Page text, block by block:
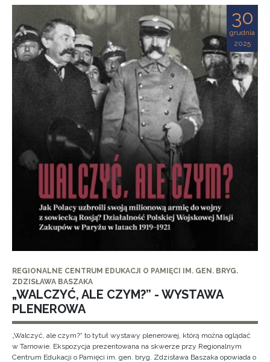
30
grudnia
2025
REGIONALNE CENTRUM EDUKACJI O PAMIĘCI IM. GEN. BRYG.
ZDZISŁAWA BASZAKA
„WALCZYĆ, ALE CZYM?” - WYSTAWA
PLENEROWA
„Walczyć, ale czym?” to tytuł wystawy plenerowej, którą można oglądać
w Tarnowie. Ekspozycja prezentowana na skwerze przy Regionalnym
Centrum Edukacji o Pamięci im. gen. bryg. Zdzisława Baszaka opowiada o